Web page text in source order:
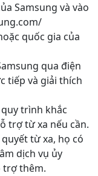
Samsung và vào
quốc gia của
qua điện
tiếp và giải thích
trình khắc
trợ từ xa nếu cần.
từ xa, họ có
dịch vụ ủy
trợ thêm.